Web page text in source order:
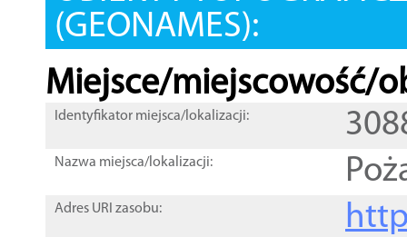
(GEONAMES):
Miejsce/miejscowość/
Identyfikator miejsca/lokalizacji:
Nazwa miejsca/lokalizacji:
Adres URI zasobu: